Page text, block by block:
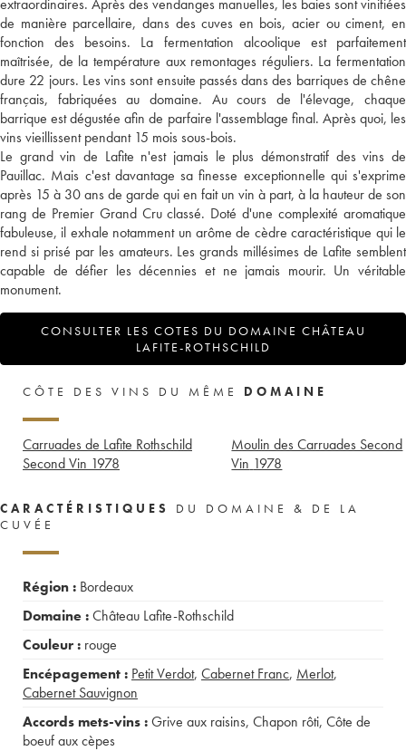
extraordinaires. Après des vendanges manuelles, les baies sont vinifiées
de manière parcellaire, dans des cuves en bois, acier ou ciment, en
fonction des besoins. La fermentation alcoolique est parfaitement
maîtrisée, de la température aux remontages réguliers. La fermentation
dure 22 jours. Les vins sont ensuite passés dans des barriques de chêne
français, fabriquées au domaine. Au cours de l'élevage, chaque
barrique est dégustée afin de parfaire l'assemblage final. Après quoi, les
vins vieillissent pendant 15 mois sous-bois.
Le grand vin de Lafite n'est jamais le plus démonstratif des vins de
Pauillac. Mais c'est davantage sa finesse exceptionnelle qui s'exprime
après 15 à 30 ans de garde qui en fait un vin à part, à la hauteur de son
rang de Premier Grand Cru classé. Doté d'une complexité aromatique
fabuleuse, il exhale notamment un arôme de cèdre caractéristique qui le
rend si prisé par les amateurs. Les grands millésimes de Lafite semblent
capable de défier les décennies et ne jamais mourir. Un véritable
monument.
CONSULTER LES COTES DU DOMAINE CHÂTEAU
LAFITE-ROTHSCHILD
CÔTE DES VINS DU MÊME DOMAINE
Carruades de Lafite Rothschild
Second Vin 1978
Moulin des Carruades Second
Vin 1978
CARACTÉRISTIQUES
DU DOMAINE & DE LA
CUVÉE
Région : Bordeaux
Domaine :Château Lafite-Rothschild
Couleur : rouge
Encépagement : Petit Verdot, Cabernet Franc, Merlot,
Cabernet Sauvignon
Accords mets-vins :Grive aux raisins, Chapon rôti, Côte de
boeuf aux cèpes